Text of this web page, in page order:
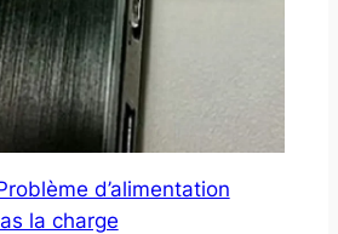
d’alimentation
la charge